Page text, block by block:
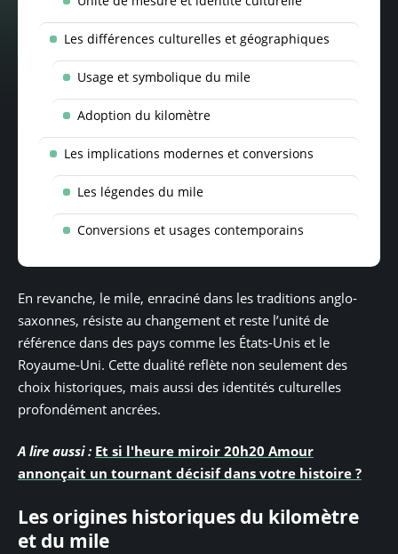
Les différences culturelles et géographiques
Usage et symbolique du mile
Adoption du kilomètre
Les implications modernes et conversions
Les légendes du mile
Conversions et usages contemporains
En revanche, le mile, enraciné dans les traditions anglo-
saxonnes, résiste au changement et reste l’unité de
référence dans des pays comme les États-Unis et le
Royaume-Uni. Cette dualité reflète non seulement des
choix historiques, mais aussi des identités culturelles
profondément ancrées.
A lire aussi : Et si l'heure miroir 20h20 Amour
annonçait un tournant décisif dans votre histoire ?
Les origines historiques du kilomètre
et du mile